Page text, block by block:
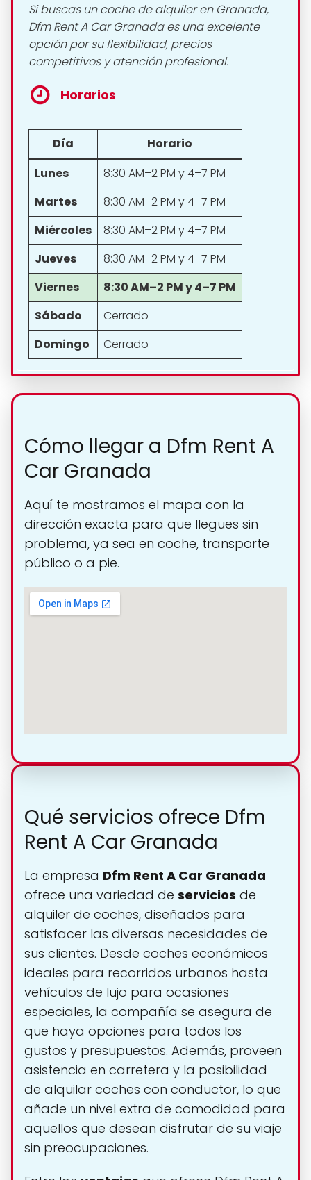
Si buscas un coche de alquiler en Granada,
Dfm Rent A Car Granada es una excelente
opción por su flexibilidad, precios
competitivos y atención profesional.
Horarios
Día
Horario
Lunes
8:30 AM–2 PM y 4–7 PM
Martes
8:30 AM–2 PM y 4–7 PM
Miércoles
8:30 AM–2 PM y 4–7 PM
Jueves
8:30 AM–2 PM y 4–7 PM
Viernes
8:30 AM–2 PM y 4–7 PM
Sábado
Cerrado
Domingo
Cerrado
Cómo llegar a Dfm Rent A
Car Granada
Aquí te mostramos el mapa con la
dirección exacta para que llegues sin
problema, ya sea en coche, transporte
público o a pie.
Qué servicios ofrece Dfm
Rent A Car Granada
La empresa Dfm Rent A Car Granada
ofrece una variedad de servicios de
alquiler de coches, diseñados para
satisfacer las diversas necesidades de
sus clientes. Desde coches económicos
ideales para recorridos urbanos hasta
vehículos de lujo para ocasiones
especiales, la compañía se asegura de
que haya opciones para todos los
gustos y presupuestos. Además, proveen
asistencia en carretera y la posibilidad
de alquilar coches con conductor, lo que
añade un nivel extra de comodidad para
aquellos que desean disfrutar de su viaje
sin preocupaciones.